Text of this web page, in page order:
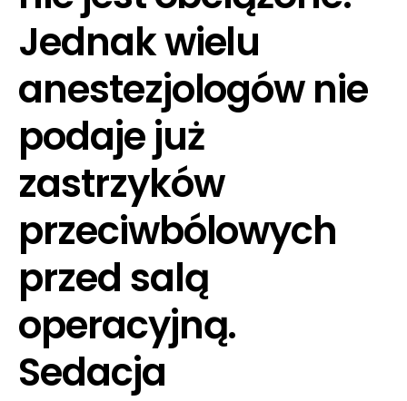
Jednak wielu
anestezjologów nie
podaje już
zastrzyków
przeciwbólowych
przed salą
operacyjną.
Sedacja